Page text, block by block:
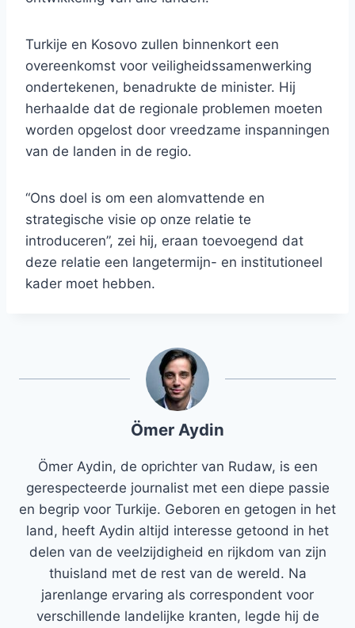
Turkije en Kosovo zullen binnenkort een
overeenkomst voor veiligheidssamenwerking
ondertekenen, benadrukte de minister. Hij
herhaalde dat de regionale problemen moeten
worden opgelost door vreedzame inspanningen
van de landen in de regio.
“Ons doel is om een ​​alomvattende en
strategische visie op onze relatie te
introduceren”, zei hij, eraan toevoegend dat
deze relatie een langetermijn- en institutioneel
kader moet hebben.
Ömer Aydin
Ömer Aydin, de oprichter van Rudaw, is een
gerespecteerde journalist met een diepe passie
en begrip voor Turkije. Geboren en getogen in het
land, heeft Aydin altijd interesse getoond in het
delen van de veelzijdigheid en rijkdom van zijn
thuisland met de rest van de wereld. Na
jarenlange ervaring als correspondent voor
verschillende landelijke kranten, legde hij de